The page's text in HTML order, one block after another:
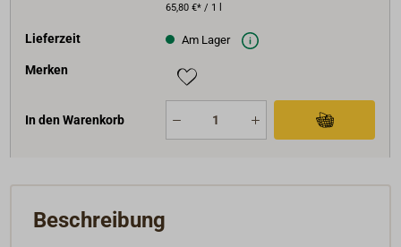
65,80 €* / 1 l
Lieferzeit Am Lager
Merken
In den Warenkorb
Beschreibung